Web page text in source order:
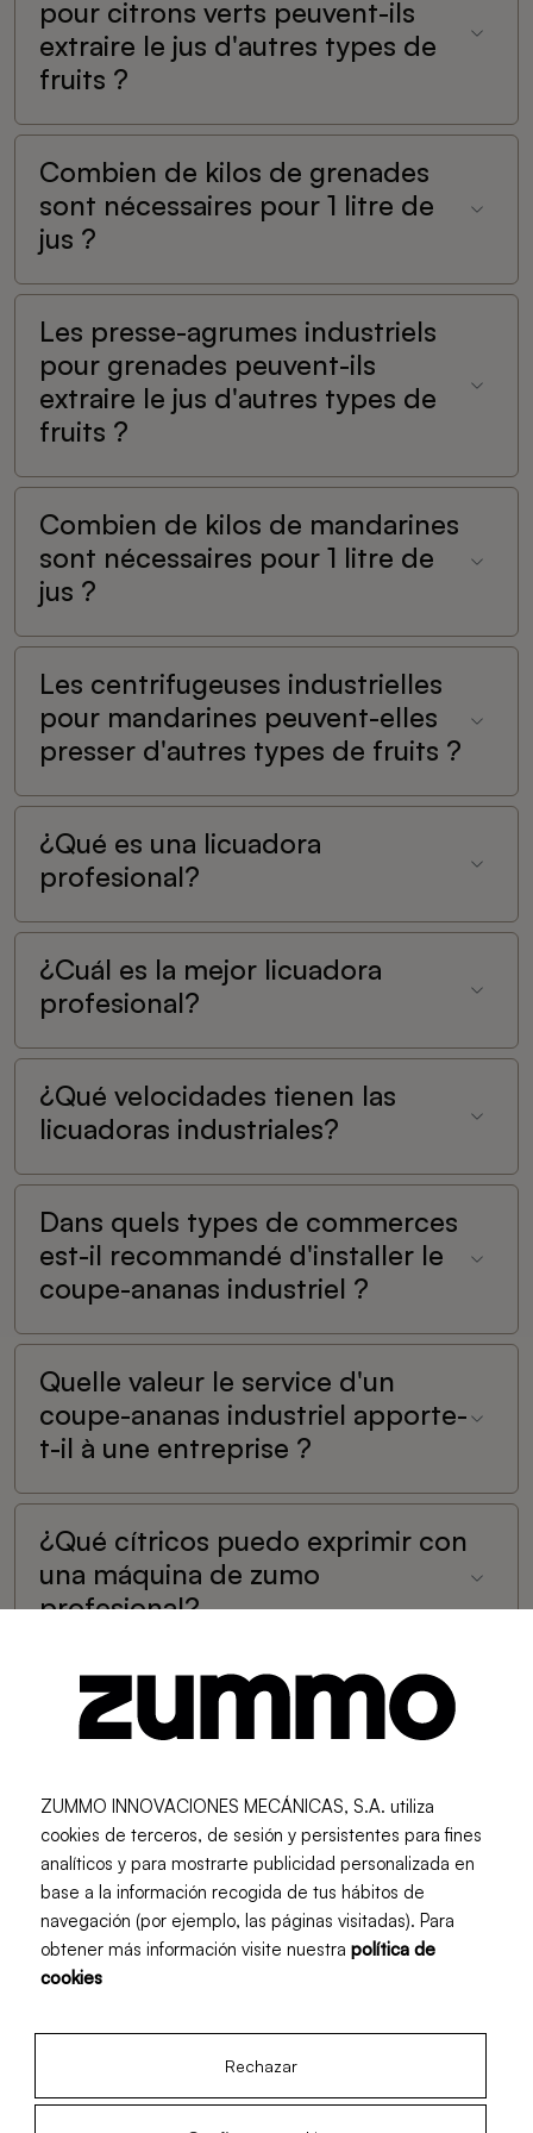
pour citrons verts peuvent-ils
extraire le jus d'autres types de
fruits ?
Combien de kilos de grenades
sont nécessaires pour 1 litre de
jus ?
Les presse-agrumes industriels
pour grenades peuvent-ils
extraire le jus d'autres types de
fruits ?
Combien de kilos de mandarines
sont nécessaires pour 1 litre de
jus ?
Les centrifugeuses industrielles
pour mandarines peuvent-elles
presser d'autres types de fruits ?
¿Qué es una licuadora
profesional?
¿Cuál es la mejor licuadora
profesional?
¿Qué velocidades tienen las
licuadoras industriales?
Dans quels types de commerces
est-il recommandé d'installer le
coupe-ananas industriel ?
Quelle valeur le service d'un
coupe-ananas industriel apporte-
t-il à une entreprise ?
¿Qué cítricos puedo exprimir con
una máquina de zumo
profesional?
¿Cuánto tarda en amortizarse un
exprimidor de cítricos eléctrico?
¿Qué mantenimiento requiere un
exprimidor de Zummo?
¿Cuántos kilos de fruta se
necesitan para exprimir un litro
De quel type de presse-agrumes
ZUMMO INNOVACIONES MECÁNICAS, S.A. utiliza
cookies de terceros, de sesión y persistentes para fines
analíticos y para mostrarte publicidad personalizada en
base a la información recogida de tus hábitos de
navegación (por ejemplo, las páginas visitadas). Para
obtener más información visite nuestra política de
cookies
Rechazar